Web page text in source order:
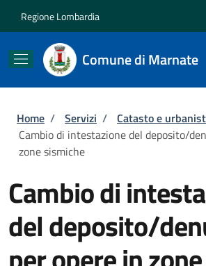
Regione Lombardia
Comune di Marnate
Briciole di pane
Home / Servizi / Catasto e
Cambio di intestazione del deposito/
zone sismiche
Cambio di
del deposito/